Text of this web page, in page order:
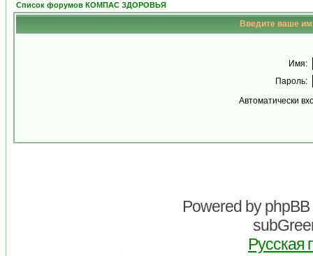
Список форумов КОМПАС ЗДОРОВЬЯ
Введите ваше
Имя:
Пароль:
Автоматически
Powered byphpBB
Русская